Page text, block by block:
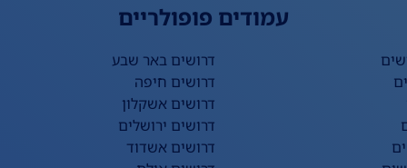
עמודים פופולריים
דרושים באר שבע
דרושים חיפה
דרושים אשקלון
דרושים ירושלים
דרושים אשדוד